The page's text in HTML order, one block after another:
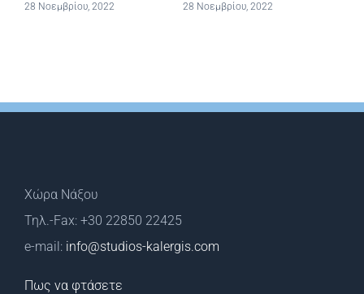
28 Νοεμβρίου, 2022 28 Νοεμβρίου, 2022
Χώρα Νάξου
Τηλ.-Fax: +30 22850 22425
e-mail: info@studios-kalergis.com
Πως να φτάσετε